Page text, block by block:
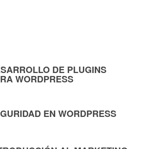
DE PLUGINS
WORDPRESS
EN WORDPRESS